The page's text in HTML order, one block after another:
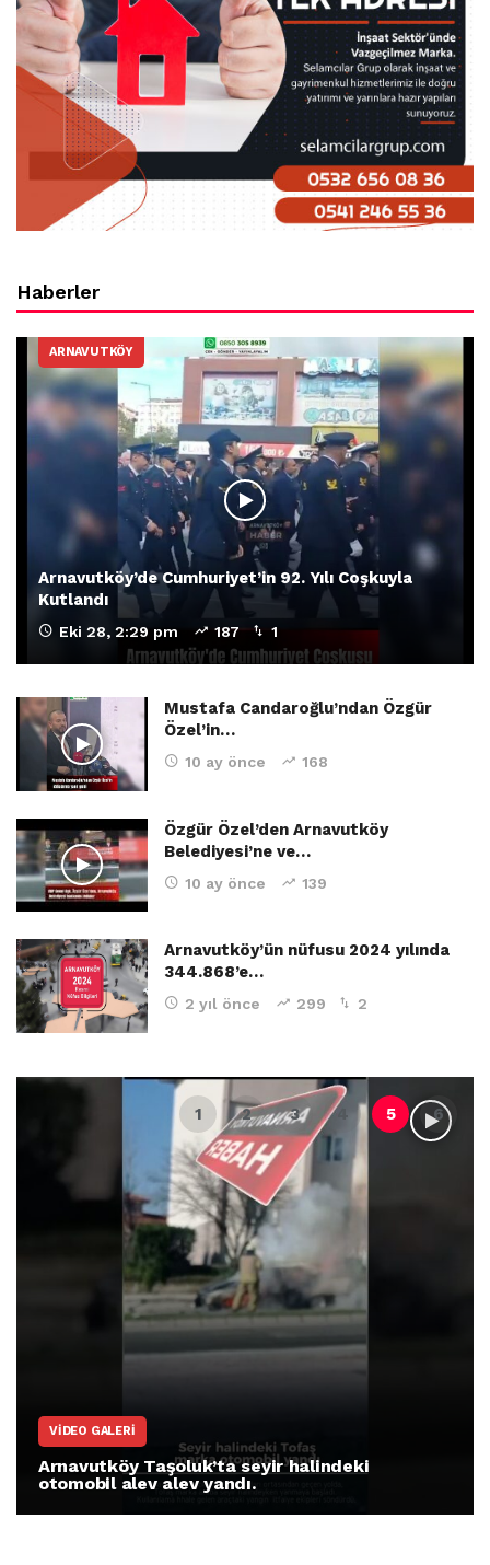
Haberler
ARNAVUTKÖY
Arnavutköy’de Cumhuriyet’in 92. Yılı Coşkuyla
Kutlandı
Eki 28, 2:29 pm 187 1
Mustafa Candaroğlu’ndan Özgür
Özel’in…
10 ay önce 168
Özgür Özel’den Arnavutköy
Belediyesi’ne ve…
10 ay önce 139
Arnavutköy’ün nüfusu 2024 yılında
344.868’e…
2 yıl önce 299 2
VIDEO GALERI
Arnavutköy Taşoluk’ta seyir halindeki
otomobil alev alev yandı.